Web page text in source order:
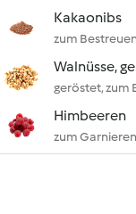
Kakaonibs
zum Bestreuen
Walnüsse,
geröstet, zum
Himbeeren
zum Garnieren